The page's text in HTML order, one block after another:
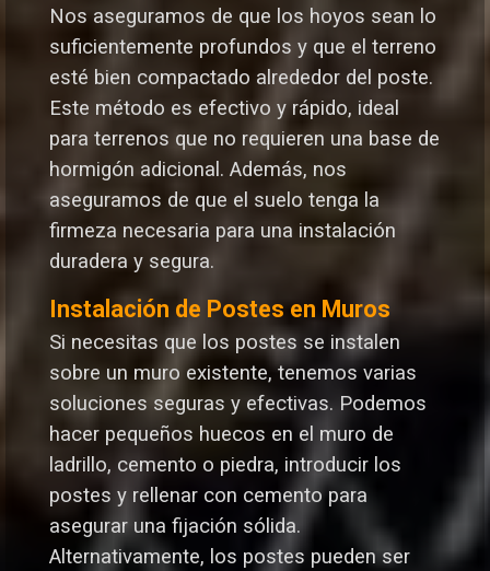
Nos aseguramos de que los hoyos sean lo
suficientemente profundos y que el terreno
esté bien compactado alrededor del poste.
Este método es efectivo y rápido, ideal
para terrenos que no requieren una base de
hormigón adicional. Además, nos
aseguramos de que el suelo tenga la
firmeza necesaria para una instalación
duradera y segura.
Instalación de Postes en Muros
Si necesitas que los postes se instalen
sobre un muro existente, tenemos varias
soluciones seguras y efectivas. Podemos
hacer pequeños huecos en el muro de
ladrillo, cemento o piedra, introducir los
postes y rellenar con cemento para
asegurar una fijación sólida.
Alternativamente, los postes pueden ser